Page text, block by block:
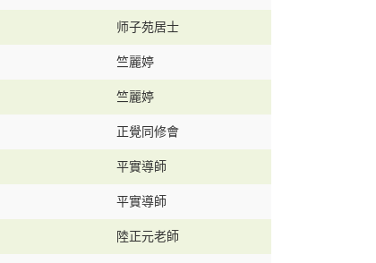
师子苑居士
竺麗婷
竺麗婷
正覺同修會
平實導師
平實導師
陸正元老師